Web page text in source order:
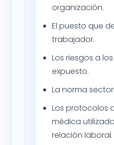
organización.
El puesto que
trabajador.
Los riesgos a
expuesto.
La norma
Los protocolos
médica
relación laboral.